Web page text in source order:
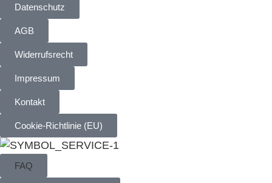
Datenschutz
AGB
Widerrufsrecht
Impressum
Kontakt
Cookie-Richtlinie (EU)
FAQ